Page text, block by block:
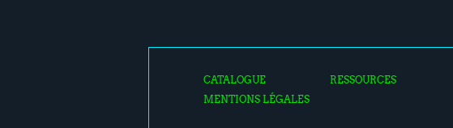
CATALOGUE RESSOURCES
MENTIONS LÉGALES